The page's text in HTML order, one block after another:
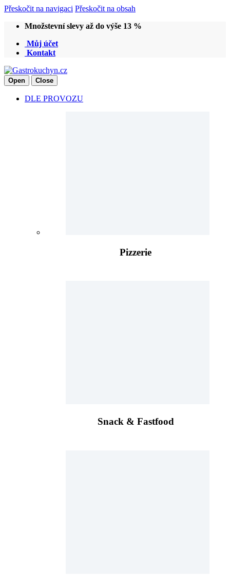
Přeskočit na navigaci Přeskočit na obsah
Množstevní slevy až do výše 13 %
Můj účet
Kontakt
Open Close
DLE PROVOZU
Pizzerie
Snack & Fastfood